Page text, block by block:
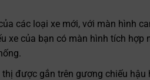
các loại xe mới, với màn hình
xe của bạn có màn hình tích hợp
được gắn trên gương chiếu